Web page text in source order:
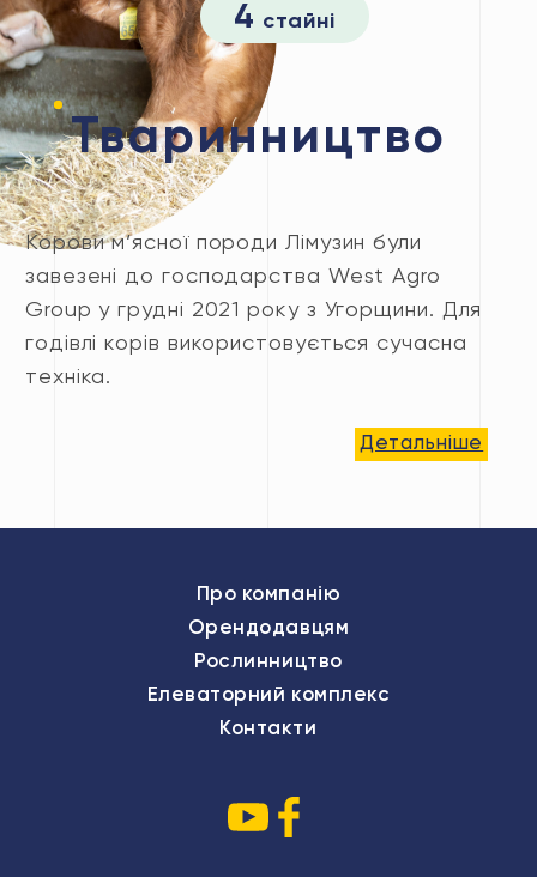
4 стайні
Тваринництво
Корови м’ясної породи Лімузин були
завезені до господарства West Agro
Group у грудні 2021 року з Угорщини. Для
годівлі корів використовується сучасна
техніка.
Детальніше
Про компанію
Орендодавцям
Рослинництво
Елеваторний комплекс
Контакти